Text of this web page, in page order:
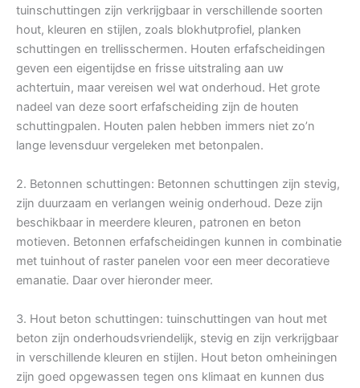
tuinschuttingen zijn verkrijgbaar in verschillende soorten
hout, kleuren en stijlen, zoals blokhutprofiel, planken
schuttingen en trellisschermen. Houten erfafscheidingen
geven een eigentijdse en frisse uitstraling aan uw
achtertuin, maar vereisen wel wat onderhoud. Het grote
nadeel van deze soort erfafscheiding zijn de houten
schuttingpalen. Houten palen hebben immers niet zo’n
lange levensduur vergeleken met betonpalen.
2. Betonnen schuttingen: Betonnen schuttingen zijn stevig,
zijn duurzaam en verlangen weinig onderhoud. Deze zijn
beschikbaar in meerdere kleuren, patronen en beton
motieven. Betonnen erfafscheidingen kunnen in combinatie
met tuinhout of raster panelen voor een meer decoratieve
emanatie. Daar over hieronder meer.
3. Hout beton schuttingen: tuinschuttingen van hout met
beton zijn onderhoudsvriendelijk, stevig en zijn verkrijgbaar
in verschillende kleuren en stijlen. Hout beton omheiningen
zijn goed opgewassen tegen ons klimaat en kunnen dus